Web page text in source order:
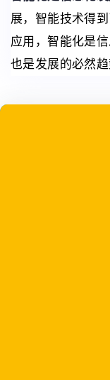
展，智能技术得
应用，智能化是
也是发展的必然趋